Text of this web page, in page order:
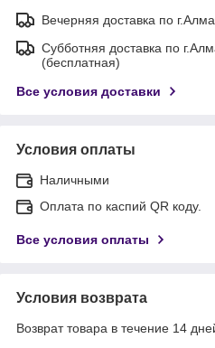
Вечерняя доставка по
Субботняя доставка по
(бесплатная)
Все условия доставки
Условия оплаты
Наличными
Оплата по каспий QR коду.
Все условия оплаты
Условия возврата
Возврат товара в течение 14